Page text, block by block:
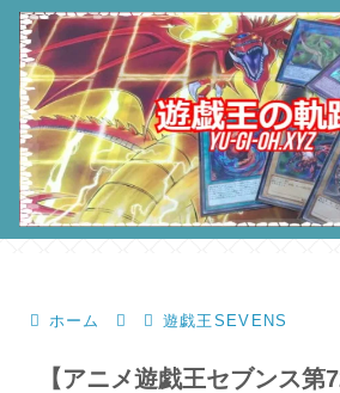
ホーム 遊戯王SEVENS
【アニメ遊戯王セブンス第